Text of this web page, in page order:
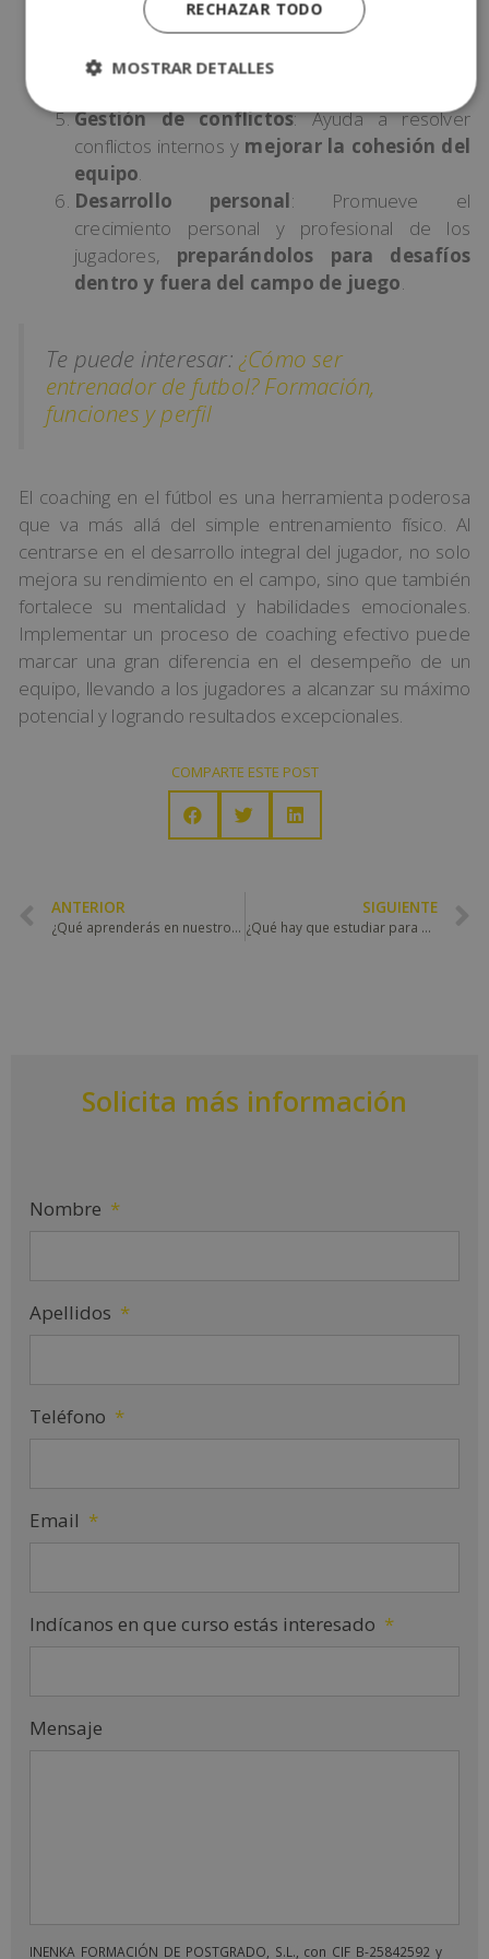
Motivación y confianza
: Aumenta la
motivación intrínseca y la confianza de los
jugadores, permitiéndoles
Gestión de conflictos: Ayuda a resolver
conflictos internos y mejorar la cohesión del
equipo.
Desarrollo personal: Promueve el
crecimiento personal y profesional de los
jugadores, preparándolos para desafíos
dentro y fuera del campo de juego.
Te puede interesar: ¿Cómo ser
entrenador de futbol? Formación,
funciones y perfil
El coaching en el fútbol es una herramienta poderosa
que va más allá del simple entrenamiento físico. Al
centrarse en el desarrollo integral del jugador, no solo
mejora su rendimiento en el campo, sino que también
fortalece su mentalidad y habilidades emocionales.
Implementar un proceso de coaching efectivo puede
marcar una gran diferencia en el desempeño de un
equipo, llevando a los jugadores a alcanzar su máximo
potencial y logrando resultados excepcionales.
COMPARTE ESTE POST
ANTERIOR
¿Qué aprenderás en nuestro MBA gestión deportiva?
SIGUIENTE
¿Qué hay que estudiar para ser entrenador de fútbol?
Solicita más información
Nombre *
Apellidos *
Teléfono *
Email *
Indícanos en que curso estás interesado *
Mensaje
INENKA FORMACIÓN DE POSTGRADO, S.L., con CIF B-25842592 y
RECHAZAR TODO
MOSTRAR DETALLES